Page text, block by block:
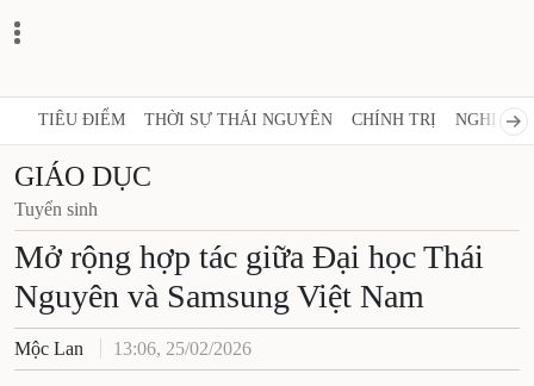
TIÊU ĐIỂM THỜI SỰ THÁI NGUYÊN CHÍNH TRỊ NGHỊ
GIÁO DỤC
Tuyển sinh
Mở rộng hợp tác giữa Đại học Thái
Nguyên và Samsung Việt Nam
Mộc Lan 13:06, 25/02/2026